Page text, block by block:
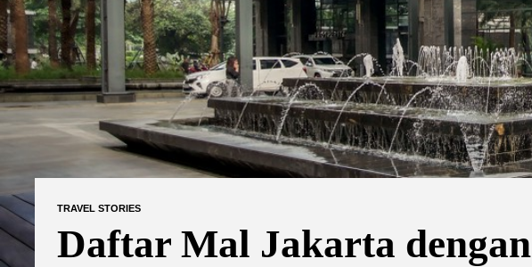
TRAVEL STORIES
Daftar Mal Jakarta dengan